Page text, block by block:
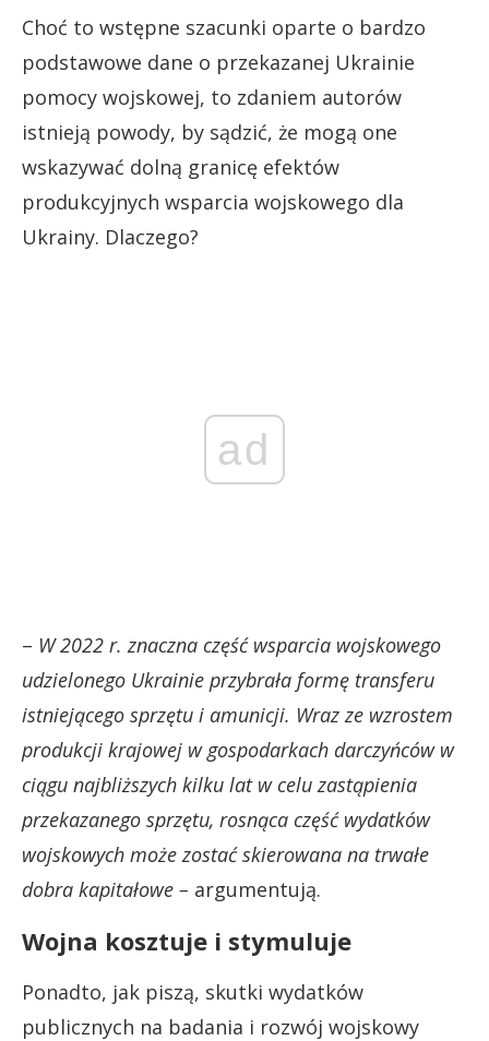
Choć to wstępne szacunki oparte o bardzo
podstawowe dane o przekazanej Ukrainie
pomocy wojskowej, to zdaniem autorów
istnieją powody, by sądzić, że mogą one
wskazywać dolną granicę efektów
produkcyjnych wsparcia wojskowego dla
Ukrainy. Dlaczego?
ad
– W 2022 r. znaczna część wsparcia wojskowego
udzielonego Ukrainie przybrała formę transferu
istniejącego sprzętu i amunicji. Wraz ze wzrostem
produkcji krajowej w gospodarkach darczyńców w
ciągu najbliższych kilku lat w celu zastąpienia
przekazanego sprzętu, rosnąca część wydatków
wojskowych może zostać skierowana na trwałe
dobra kapitałowe – argumentują.
Wojna kosztuje i stymuluje
Ponadto, jak piszą, skutki wydatków
publicznych na badania i rozwój wojskowy